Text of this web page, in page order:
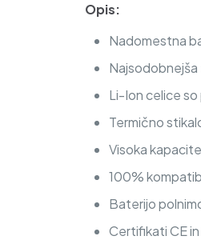
Opis:
Nadomestna
Najsodobnejša
Li-Ion celice
Termično
Visoka
100%
Baterijo
Certifikati CE